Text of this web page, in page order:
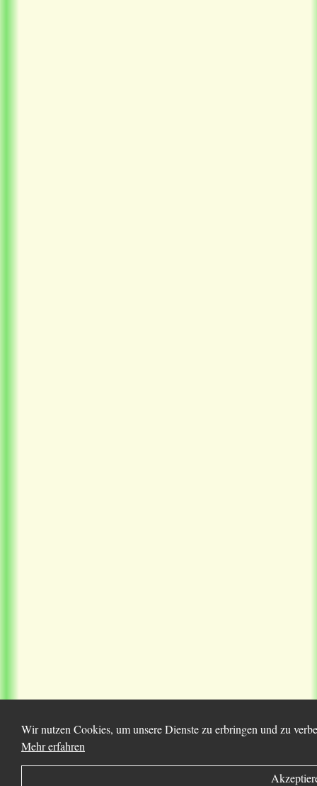
Wir nutzen Cookies, um unsere Dienste zu erbringen und zu
Mehr erfahren